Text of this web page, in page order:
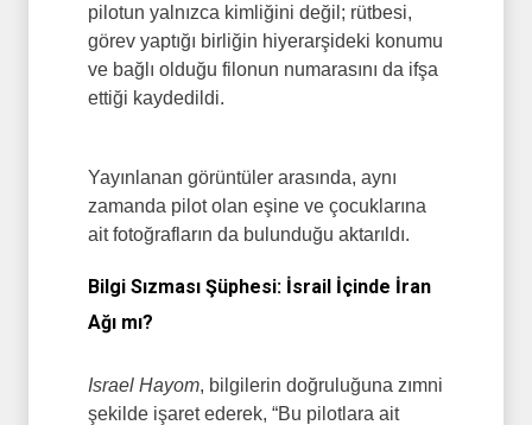
pilotun yalnızca kimliğini değil; rütbesi,
görev yaptığı birliğin hiyerarşideki konumu
ve bağlı olduğu filonun numarasını da ifşa
ettiği kaydedildi.
Yayınlanan görüntüler arasında, aynı
zamanda pilot olan eşine ve çocuklarına
ait fotoğrafların da bulunduğu aktarıldı.
Bilgi Sızması Şüphesi: İsrail İçinde İran
Ağı mı?
Israel Hayom, bilgilerin doğruluğuna zımni
şekilde işaret ederek, “Bu pilotlara ait